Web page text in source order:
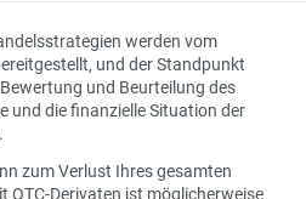
werden vom
und der Standpunkt
und Beurteilung des
und die finanzielle Situation der
zum Verlust Ihres gesamten
OTC-Derivaten ist möglicherweise